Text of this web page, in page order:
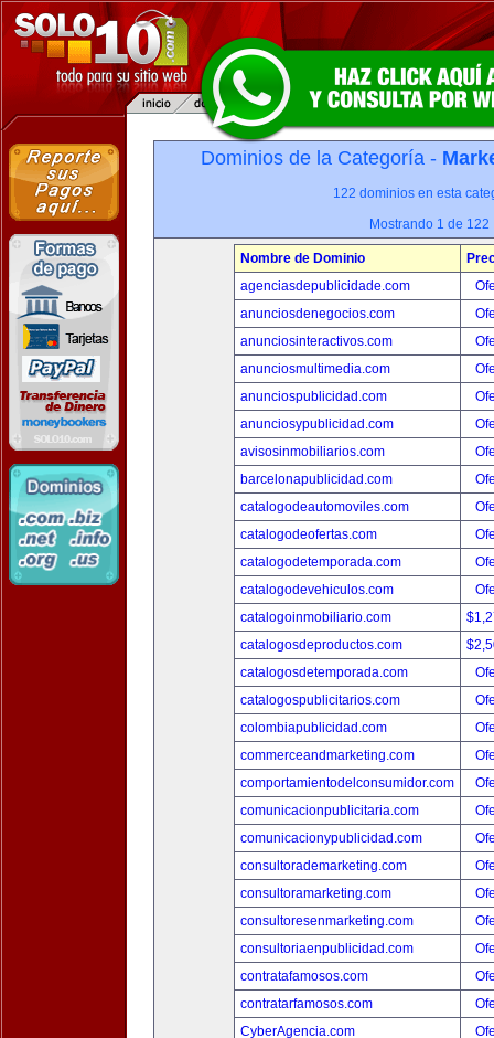
Dominios de la Categoría -
122 dominios en esta
Mostrando 1 de 122
Nombre de Dominio
agenciasdepublicidade.com
anunciosdenegocios.com
anunciosinteractivos.com
anunciosmultimedia.com
anunciospublicidad.com
anunciosypublicidad.com
avisosinmobiliarios.com
barcelonapublicidad.com
catalogodeautomoviles.com
catalogodeofertas.com
catalogodetemporada.com
catalogodevehiculos.com
catalogoinmobiliario.com
catalogosdeproductos.com
catalogosdetemporada.com
catalogospublicitarios.com
colombiapublicidad.com
commerceandmarketing.com
comportamientodelconsumidor.com
comunicacionpublicitaria.com
comunicacionypublicidad.com
consultorademarketing.com
consultoramarketing.com
consultoresenmarketing.com
consultoriaenpublicidad.com
contratafamosos.com
contratarfamosos.com
CyberAgencia.com